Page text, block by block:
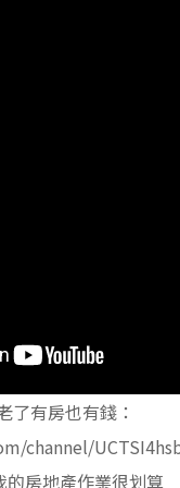
了有房也有錢：
channel/
房地產作業很划算